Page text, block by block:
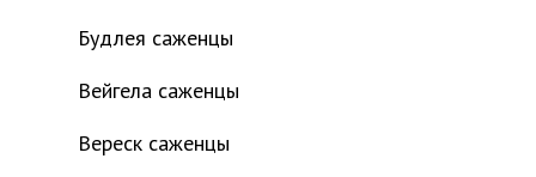
Будлея саженцы
Вейгела саженцы
Вереск саженцы